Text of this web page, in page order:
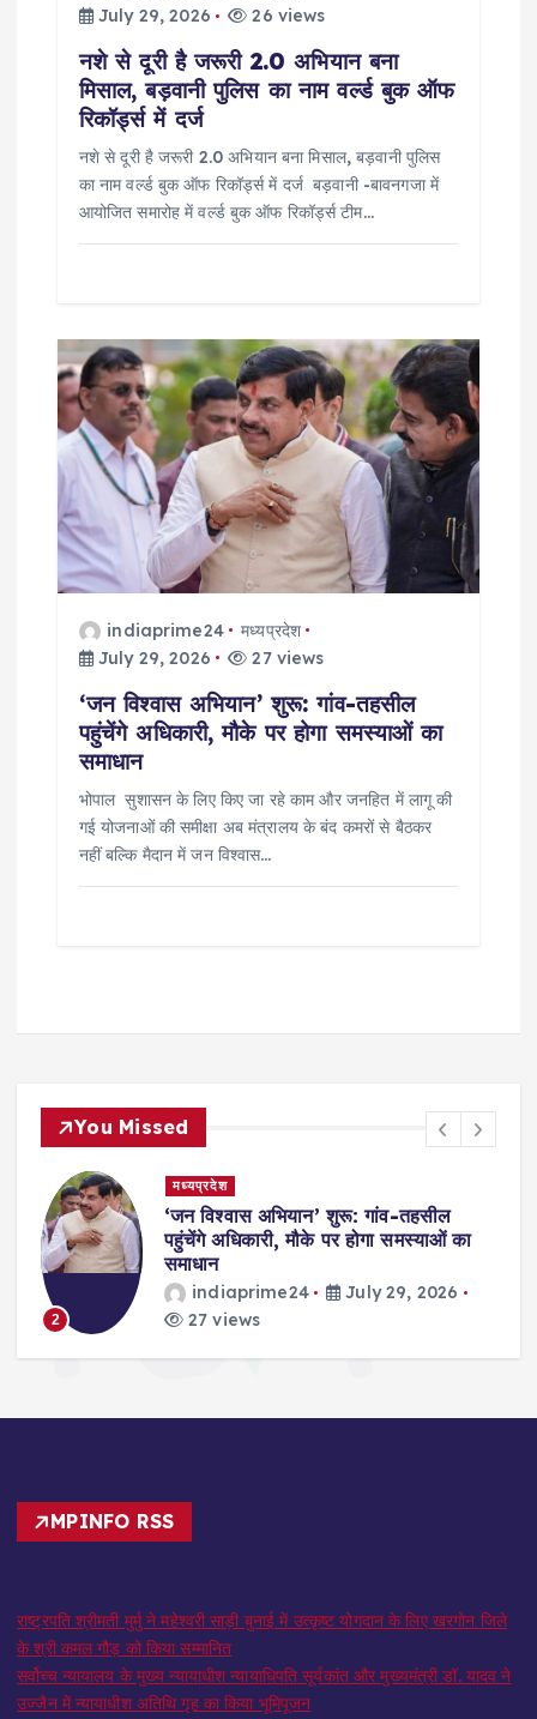
July 29, 2026
26 views
नशे से दूरी है जरूरी 2.0 अभियान बना
मिसाल, बड़वानी पुलिस का नाम वर्ल्ड बुक ऑफ
रिकॉर्ड्स में दर्ज
नशे से दूरी है जरूरी 2.0 अभियान बना मिसाल, बड़वानी पुलिस
का नाम वर्ल्ड बुक ऑफ रिकॉर्ड्स में दर्ज बड़वानी -बावनगजा में
आयोजित समारोह में वर्ल्ड बुक ऑफ रिकॉर्ड्स टीम…
indiaprime24
मध्यप्रदेश
July 29, 2026
27 views
‘जन विश्वास अभियान’ शुरू: गांव-तहसील
पहुंचेंगे अधिकारी, मौके पर होगा समस्याओं का
समाधान
भोपाल सुशासन के लिए किए जा रहे काम और जनहित में लागू की
गई योजनाओं की समीक्षा अब मंत्रालय के बंद कमरों से बैठकर
नहीं बल्कि मैदान में जन विश्वास…
You Missed
2
मध्यप्रदेश
‘जन विश्वास अभियान’ शुरू: गांव-तहसील
पहुंचेंगे अधिकारी, मौके पर होगा समस्याओं का
समाधान
indiaprime24
July 29, 2026
27 views
MPINFO RSS
राष्ट्रपति श्रीमती मुर्मु ने महेश्वरी साड़ी बुनाई में उत्कृष्ट योगदान के लिए खरगोन जिले
के श्री कमल गौड़ को किया सम्मानित
सर्वोच्च न्यायालय के मुख्‍य न्‍यायाधीश न्यायाधिपति सूर्यकांत और मुख्यमंत्री डॉ. यादव ने
उज्जैन में न्यायाधीश अतिथि गृह का किया भूमिपूजन